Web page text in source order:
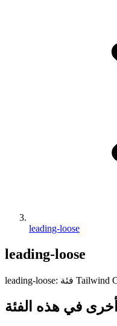
leading-loose
leading-loose
leading-loose:
في هذه الفئة